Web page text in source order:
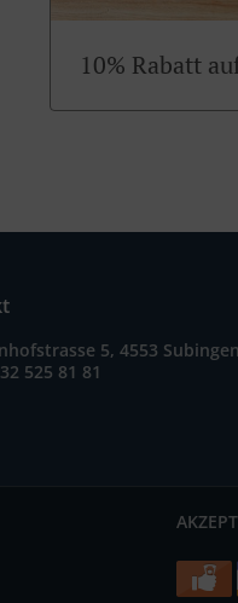
10% Rabatt
5, 4553
525 81 81